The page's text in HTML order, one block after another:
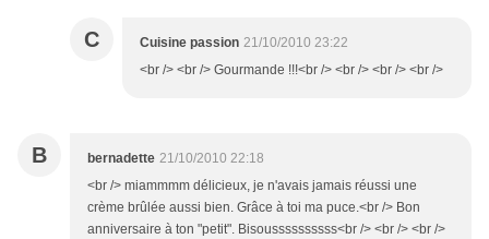
C Cuisine passion 21/10/2010 23:22
<br /> <br /> Gourmande !!!<br /> <br /> <br /> <br />
B bernadette 21/10/2010 22:18
<br /> miammmm délicieux, je n'avais jamais réussi une
crème brûlée aussi bien. Grâce à toi ma puce.<br /> Bon
anniversaire à ton "petit". Bisoussssssssss<br /> <br /> <br />